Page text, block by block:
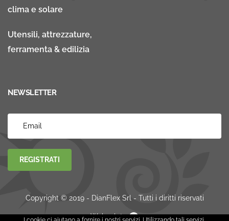
clima e solare
Utensili, attrezzature,
ferramenta & edilizia
NEWSLETTER
REGISTRATI
Copyright © 2019 - DianFlex Srl - Tutti i diritti riservati
Websolute